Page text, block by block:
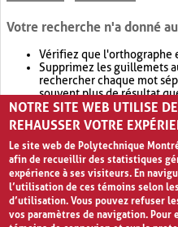
Votre recherche n'a donné
Vérifiez que l'orthographe
Supprimez les guillemets
rechercher chaque mot
souvent plus de résultat
Envisagez d'élargir votre
retournera souvent plus
NOTRE SITE WEB UTILISE
REHAUSSER VOTRE
Le site web de Polytechnique
afin de recueillir des statistiques
expérience à ses visiteurs. En
l’utilisation de ces témoins selon
d’utilisation. Vous pouvez refuser
vos paramètres de navigation. Pour